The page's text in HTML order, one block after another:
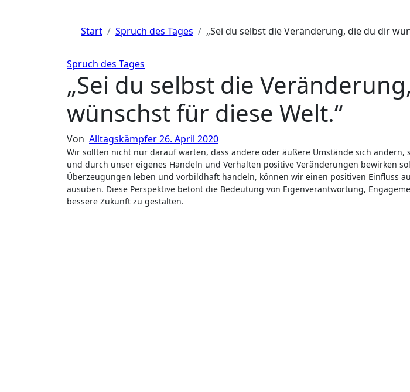
Start Spruch des Tages „Sei du selbst die Veränderung, die du dir
Spruch des Tages
„Sei du selbst die
wünschst für diese Welt.“
Von Alltagskämpfer26. April 2020
Wir sollten nicht nur darauf warten, dass andere oder äußere Umstände sich ändern, sondern dass wir selbst aktiv werden
und durch unser eigenes Handeln und Verhalten positive Veränderungen bewirken
Überzeugungen leben und vorbildhaft handeln, können wir einen positiven Einfluss
ausüben. Diese Perspektive betont die Bedeutung von Eigenverantwortung,
bessere Zukunft zu gestalten.